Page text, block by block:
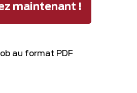
maintenant !
au format PDF